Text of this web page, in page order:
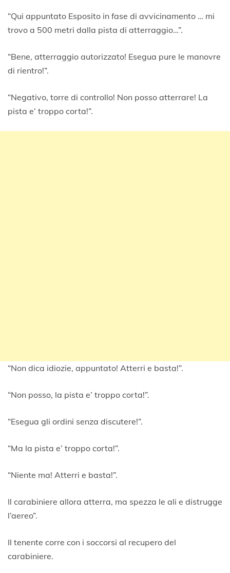
8
“Qui appuntato Esposito in fase di avvicinamento … mi
trovo a 500 metri dalla pista di atterraggio…”.
“Bene, atterraggio autorizzato! Esegua pure le manovre
di rientro!”.
“Negativo, torre di controllo! Non posso atterrare! La
pista e’ troppo corta!”.
“Non dica idiozie, appuntato! Atterri e basta!”.
“Non posso, la pista e’ troppo corta!”.
“Esegua gli ordini senza discutere!”.
“Ma la pista e’ troppo corta!”.
“Niente ma! Atterri e basta!”.
Il carabiniere allora atterra, ma spezza le ali e distrugge
l’aereo”.
Il tenente corre con i soccorsi al recupero del
carabiniere.